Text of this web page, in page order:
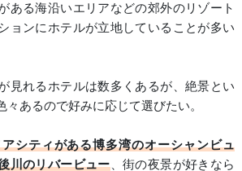
ある海沿いエリアなどの郊外のリゾート
ョンにホテルが立地していることが多い
見れるホテルは数多くあるが、絶景とい
々あるので好みに応じて選びたい。
シティがある博多湾のオーシャンビュ
川のリバービュー、街の夜景が好きなら